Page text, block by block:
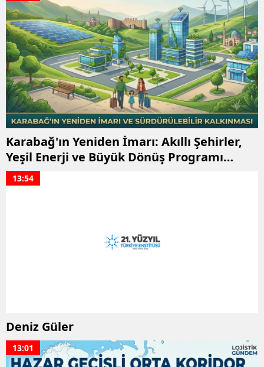
Karabağ'ın Yeniden İmarı: Akıllı Şehirler,
Yeşil Enerji ve Büyük Dönüş Programı
Ekseninde Sürdürülebilir Kalkınma
13:54
Deniz Güler
13:01